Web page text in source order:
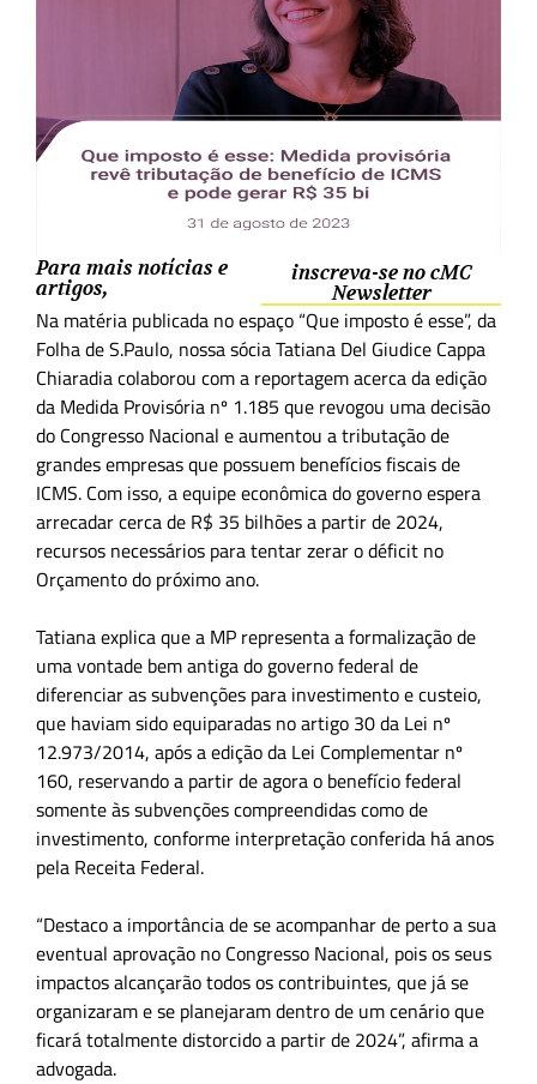
Para mais notícias e
artigos,
inscreva-se no cMC
Newsletter
Na matéria publicada no espaço “Que imposto é esse”, da
Folha de S.Paulo, nossa sóciaTatiana Del Giudice Cappa
Chiaradia colaborou com a reportagem acerca da edição
da Medida Provisória nº 1.185 que revogou uma decisão
do Congresso Nacional e aumentou a tributação de
grandes empresas que possuem benefícios fiscais de
ICMS. Com isso, a equipe econômica do governo espera
arrecadar cerca de R$ 35 bilhões a partir de 2024,
recursos necessários para tentar zerar o déficit no
Orçamento do próximo ano.
Tatiana explica que a MP representa a formalização de
uma vontade bem antiga do governo federal de
diferenciar as subvenções para investimento e custeio,
que haviam sido equiparadas no artigo 30 da Lei nº
12.973/2014, após a edição da Lei Complementar nº
160, reservando a partir de agora o benefício federal
somente às subvenções compreendidas como de
investimento, conforme interpretação conferida há anos
pela Receita Federal.
“Destaco a importância de se acompanhar de perto a sua
eventual aprovação no Congresso Nacional, pois os seus
impactos alcançarão todos os contribuintes, que já se
organizaram e se planejaram dentro de um cenário que
ficará totalmente distorcido a partir de 2024”, afirma a
advogada.